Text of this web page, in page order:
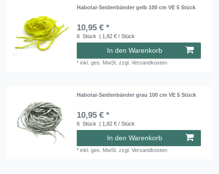
Habotai-Seidenbänder gelb 100 cm VE 5 Stück
10,95 € *
6 Stück | 1,82 € / Stück
In den Warenkorb
*inkl. ges. MwSt. zzgl.Versandkosten
Habotai-Seidenbänder grau 100 cm VE 5 Stück
10,95 € *
6 Stück | 1,82 € / Stück
In den Warenkorb
*inkl. ges. MwSt. zzgl.Versandkosten